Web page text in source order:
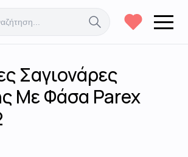
Σαγιονάρες
Με Φάσα Parex